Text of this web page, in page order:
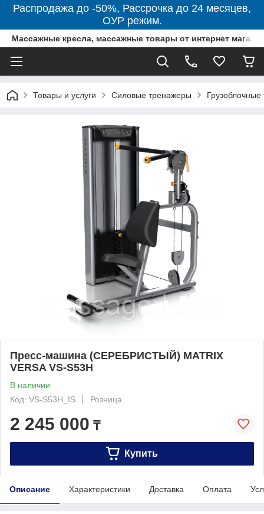
Распродажа до -50%, Рассрочка до 24 месяцев,
ОУР режим.
Массажные кресла, массажные товары от интернет
Товары и услуги Силовые тренажеры
Пресс-машина (СЕРЕБРИСТЫЙ) MATRIX
VERSA VS-S53H
В наличии
Код: VS-S53H_IS
Розница
2 245 000 ₸
Купить
Описание Характеристики Доставка Оплата